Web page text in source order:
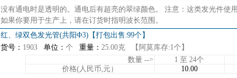
没有通电时是透明的。通电后有超亮的翠绿颜色。 注意：这类发光件使
如果你要用于生产上，请在订货时指明波长范围。
红、绿双色发光管(共阳Φ3)【打包出售:99个】
货号： 1903 单位： 个 重量： 25.00克
【阿莫库存:1个】
数量 -->
1 至 24个
价格(人民币,元）
10.00